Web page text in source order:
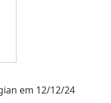
em 12/12/24